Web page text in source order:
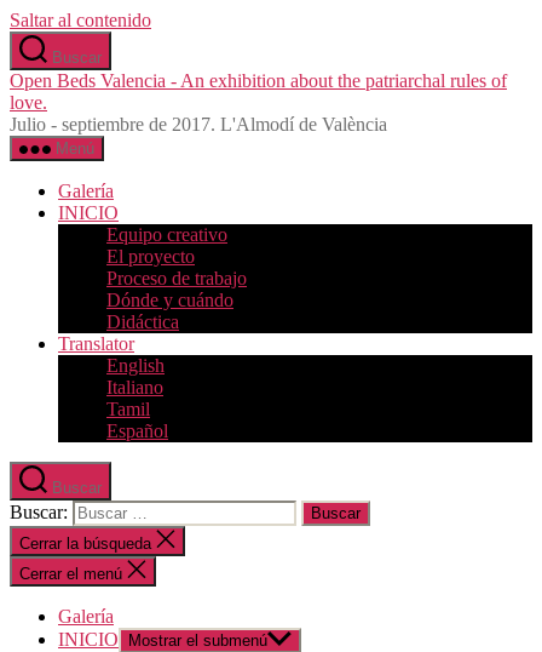
Saltar al contenido
Buscar
Open Beds Valencia - An exhibition about the patriarchal rules of
love.
Julio - septiembre de 2017. L'Almodí de València
Menú
Galería
INICIO
Equipo creativo
El proyecto
Proceso de trabajo
Dónde y cuándo
Didáctica
Translator
English
Italiano
Tamil
Español
Buscar
Buscar:
Cerrar la búsqueda
Cerrar el menú
Galería
INICIO
Mostrar el submenú